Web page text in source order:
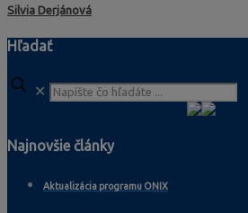
Silvia Derjánová
Hľadať
✕
Najnovšie články
Aktualizácia programu ONIX